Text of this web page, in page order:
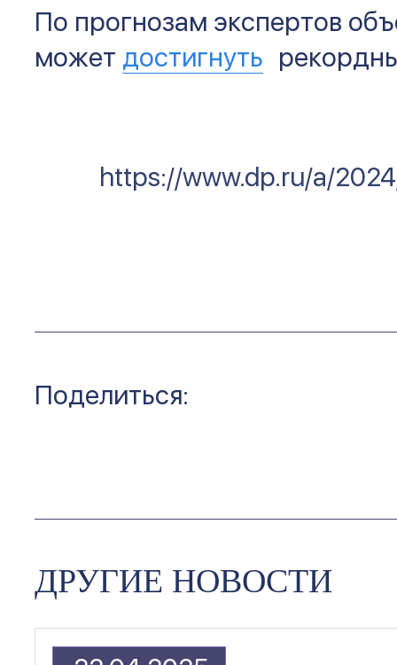
По прогнозам экспертов
может достигнуть
https://www.dp.ru/a/
Поделиться:
ДРУГИЕ НОВОСТИ